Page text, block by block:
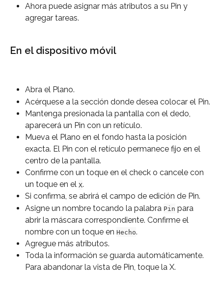
Ahora puede asignar más atributos a su Pin y
agregar tareas.
En el dispositivo móvil
Abra el Plano.
Acérquese a la sección donde desea colocar el Pin.
Mantenga presionada la pantalla con el dedo,
aparecerá un Pin con un retículo.
Mueva el Plano en el fondo hasta la posición
exacta. El Pin con el retículo permanece fijo en el
centro de la pantalla.
Confirme con un toque en el check o cancele con
un toque en el X.
Si confirma, se abrirá el campo de edición de Pin.
Asigne un nombre tocando la palabra Pin para
abrir la máscara correspondiente. Confirme el
nombre con un toque en Hecho.
Agregue más atributos.
Toda la información se guarda automáticamente.
Para abandonar la vista de Pin, toque la X.